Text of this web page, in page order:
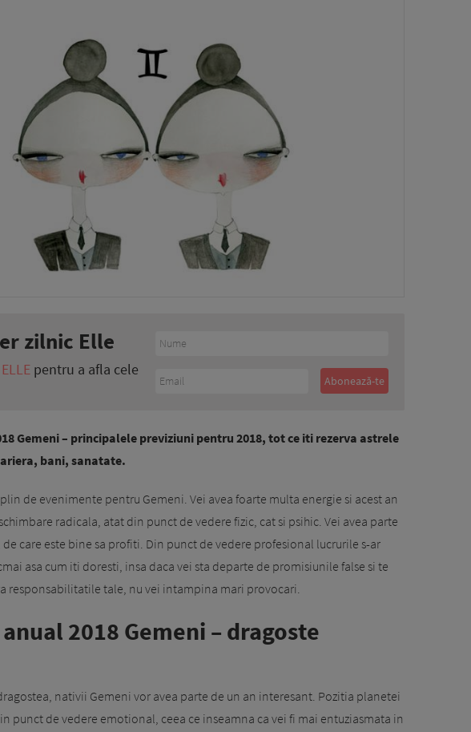
zilnic Elle
ELLE pentru a afla cele
Gemeni – principalele previziuni pentru 2018, tot ce iti rezerva astrele
bani, sanatate.
de evenimente pentru Gemeni. Vei avea foarte multa energie si acest an
radicala, atat din punct de vedere fizic, cat si psihic. Vei avea parte
care este bine sa profiti. Din punct de vedere profesional lucrurile s-ar
asa cum iti doresti, insa daca vei sta departe de promisiunile false si te
responsabilitatile tale, nu vei intampina mari provocari.
2018 Gemeni – dragoste
nativii Gemeni vor avea parte de un an interesant. Pozitia planetei
punct de vedere emotional, ceea ce inseamna ca vei fi mai entuziasmata in